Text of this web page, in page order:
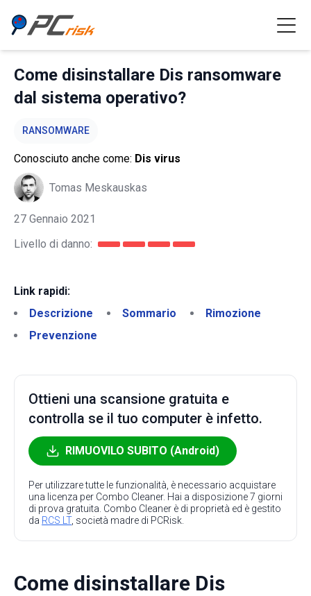
Come disinstallare Dis ransomware
dal sistema operativo?
RANSOMWARE
Conosciuto anche come: Dis virus
Tomas Meskauskas
27 Gennaio 2021
Livello di danno:
Link rapidi:
Descrizione
Sommario
Rimozione
Prevenzione
Ottieni una scansione gratuita e
controlla se il tuo computer è infetto.
RIMUOVILO SUBITO (Android)
Per utilizzare tutte le funzionalità, è necessario acquistare
una licenza per Combo Cleaner. Hai a disposizione 7 giorni
di prova gratuita. Combo Cleaner è di proprietà ed è gestito
da RCS LT, società madre di PCRisk.
Come disinstallare Dis